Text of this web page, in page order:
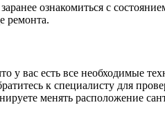
ознакомиться с
ремонта.
у вас есть все необходимые
к специалисту для
менять расположение